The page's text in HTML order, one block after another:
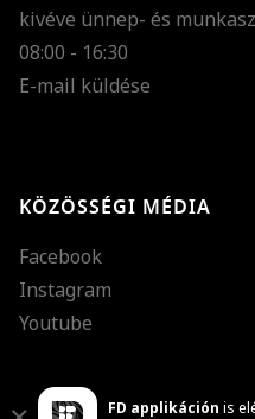
kivéve ünnep- és
08:00 - 16:30
E-mail küldése
KÖZÖSSÉGI MÉDIA
Facebook
Instagram
Youtube
FD applikáción is